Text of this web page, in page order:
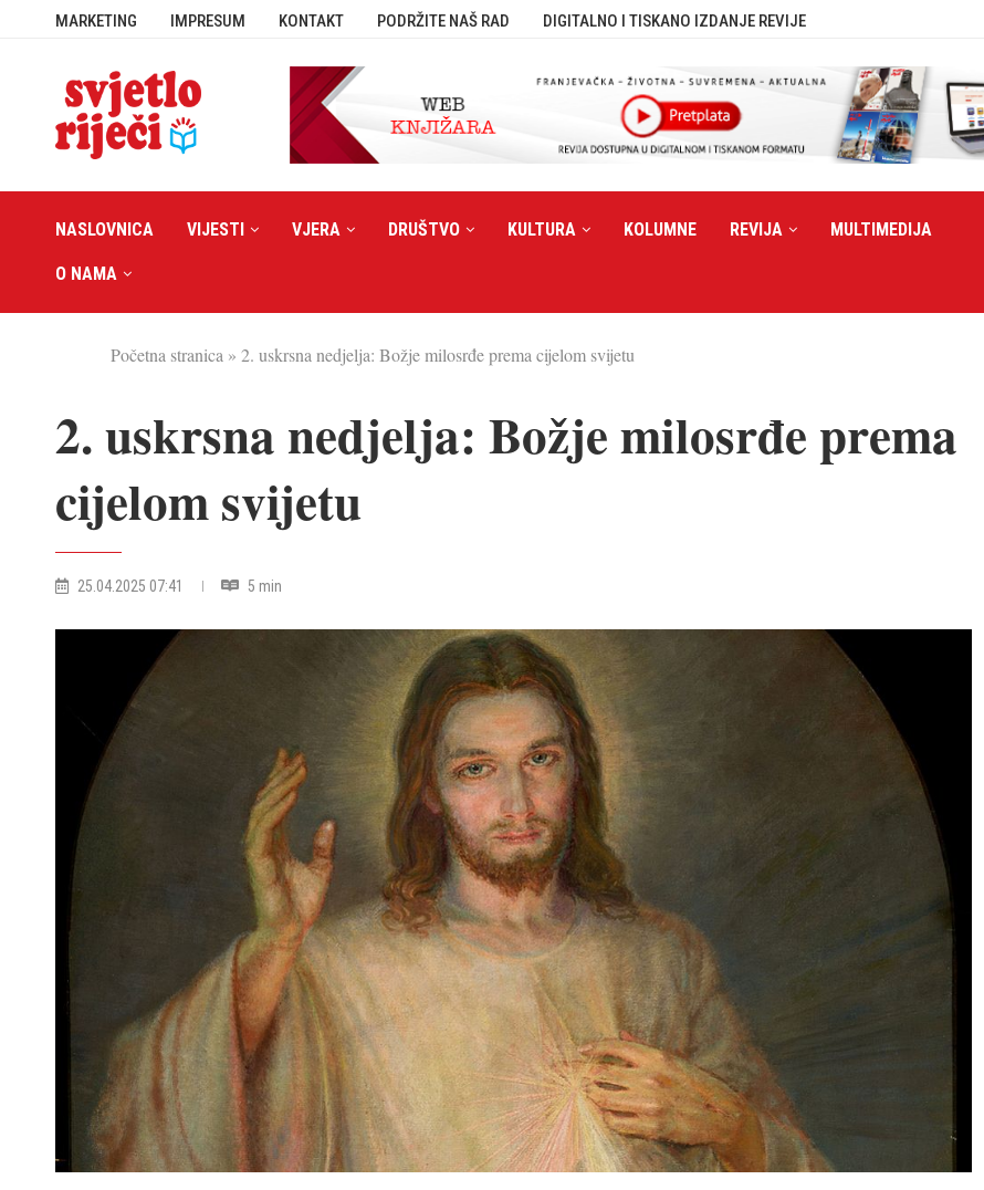
MARKETING IMPRESUM KONTAKT PODRŽITE NAŠ RAD DIGITALNO I TISKANO IZDANJE REVIJE
NASLOVNICA VIJESTI VJERA DRUŠTVO KULTURA KOLUMNE REVIJA MULTIMEDIJA
O NAMA
Početna stranica » 2. uskrsna nedjelja: Božje milosrđe prema cijelom svijetu
2. uskrsna nedjelja: Božje milosrđe prema
cijelom svijetu
25.04.2025 07:41 5 min